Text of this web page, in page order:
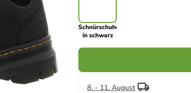
Schnürschuhe
in schwarz
8. - 11. August